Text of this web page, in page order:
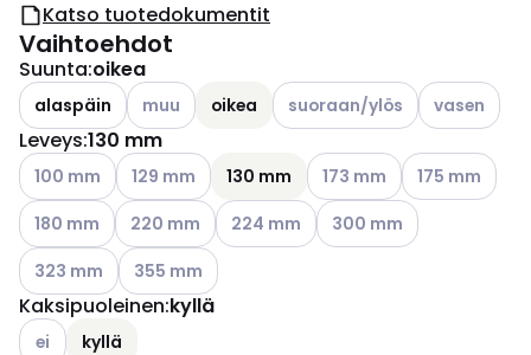
Katso tuotedokumentit
Vaihtoehdot
Suunta:oikea
alaspäin Katso käytettävissä olevat vaihtoehdot
muu oikea Katso käytettävissä olevat
suoraan/ylös Katso
vasen
Leveys:130 mm
Katso käytettävissä olevat vaihtoehdot
100 mm Katso käytettävissä olevat vaihtoehdot
129 mm 130 mm Katso käytettävissä
173 mm Katso
175 mm
Katso käytettävissä olevat vaihtoehdot
180 mm Katso käytettävissä olevat vaihtoehdot
220 mm Katso käytettävissä olevat
224 mm Katso käytettävissä
300 mm
Katso käytettävissä olevat vaihtoehdot
323 mm Katso käytettävissä olevat vaihtoehdot
355 mm
Kaksipuoleinen:kyllä
Katso käytettävissä olevat vaihtoehdot
ei kyllä